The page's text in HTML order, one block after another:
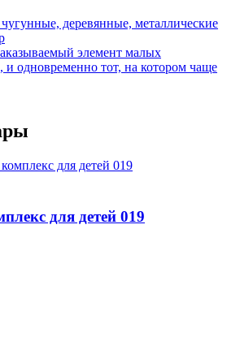
деревянные, металлические
элемент малых
одновременно тот, на котором чаще
для детей 019